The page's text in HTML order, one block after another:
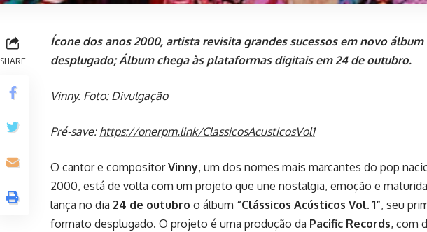
SHARE
Ícone dos anos 2000, artista revisita grandes sucessos em novo
desplugado; Álbum chega às plataformas digitais em 24 de outubro.
Vinny. Foto: Divulgação
Pré-save: https://onerpm.link/ClassicosAcusticosVol1
O cantor e compositorVinny, um dos nomes mais marcantes do pop
2000, está de volta com um projeto que une nostalgia, emoção e
lança no dia 24 de outubro o álbum “Clássicos Acústicos Vol. 1”, seu
formato desplugado. O projeto é uma produção da Pacific Records, com